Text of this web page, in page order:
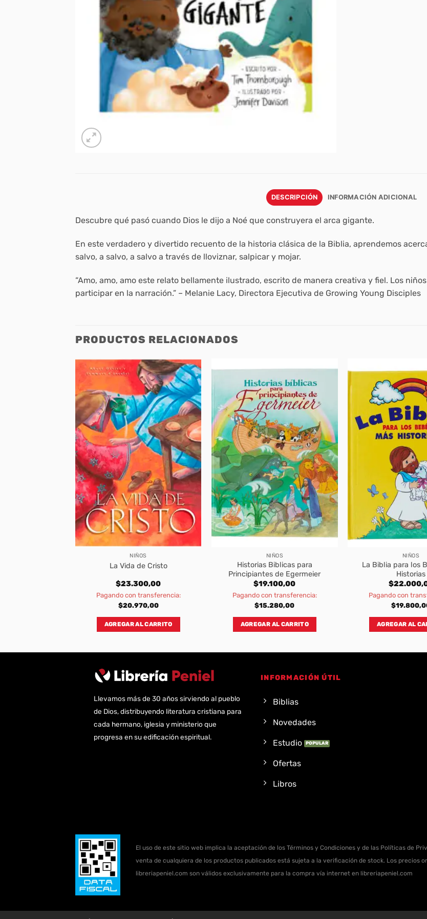
DESCRIPCIÓN INFORMACIÓN ADICIONAL
Descubre qué pasó cuando Dios le dijo a Noé que construyera el arca gigante.
En este verdadero y divertido recuento de la historia clásica de la Biblia, aprendemos
salvo, a salvo, a salvo a través de lloviznar, salpicar y mojar.
“Amo, amo, amo este relato bellamente ilustrado, escrito de manera creativa y fiel. Los
participar en la narración.” – Melanie Lacy, Directora Ejecutiva de Growing Young Disciples
PRODUCTOS RELACIONADOS
NIÑOS
La Vida de Cristo
$23.300,00
Pagando con transferencia:
$20.970,00
AGREGAR AL CARRITO
NIÑOS
Historias Biblicas para
Principiantes de Egermeier
$19.100,00
Pagando con transferencia:
$15.280,00
AGREGAR AL CARRITO
NIÑOS
La Biblia para los
Historias
$
Pagando con
$
AGREGAR AL
Llevamos más de 30 años sirviendo al pueblo
de Dios, distribuyendo literatura cristiana para
cada hermano, iglesia y ministerio que
progresa en su edificación espiritual.
INFORMACIÓN ÚTIL
Biblias
Novedades
Estudio
Ofertas
Libros
El uso de este sitio web implica la aceptación de los Términos y Condiciones y de las Políticas de
venta de cualquiera de los productos publicados está sujeta a la verificación de stock. Los precios
libreriapeniel.com son válidos exclusivamente para la compra vía internet en libreriapeniel.com